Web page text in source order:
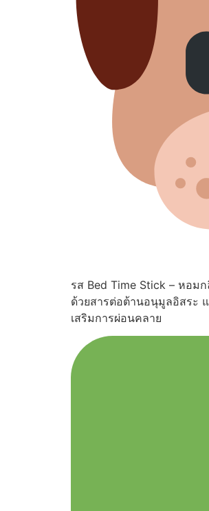
รส Bed Time Stick – หอม
ด้วยสารต่อต้านอนุมูลอิสระ
เสริมการผ่อนคลาย